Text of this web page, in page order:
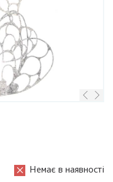
Немає в наявності